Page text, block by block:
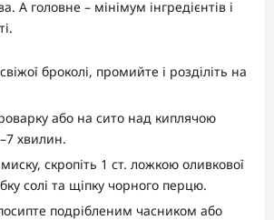
А головне – мінімум інгредієнтів і
броколі, промийте і розділіть на
або на сито над киплячою
хвилин.
скропіть 1 ст. ложкою оливкової
солі та щіпку чорного перцю.
подрібленим часником або